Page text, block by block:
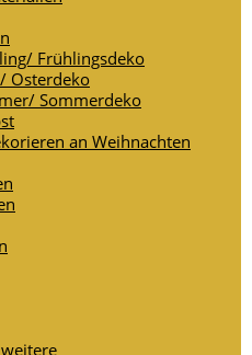
Frühlingsdeko
Osterdeko
Sommerdeko
an Weihnachten